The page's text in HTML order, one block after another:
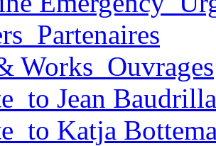
Works_Ouvrages
Jean
Katja